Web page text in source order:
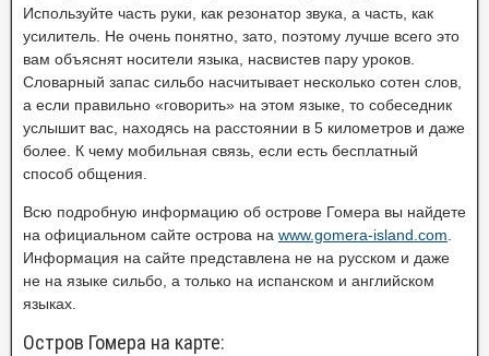
Используйте часть руки, как резонатор звука, а часть, как
усилитель. Не очень понятно, зато, поэтому лучше всего это
вам объяснят носители языка, насвистев пару уроков.
Словарный запас сильбо насчитывает несколько сотен слов,
а если правильно «говорить» на этом языке, то собеседник
услышит вас, находясь на расстоянии в 5 километров и даже
более. К чему мобильная связь, если есть бесплатный
способ общения.
Всю подробную информацию об острове Гомера вы найдете
на официальном сайте острова на www.gomera-island.com
Информация на сайте представлена не на русском и даже
не на языке сильбо, а только на испанском и английском
языках.
Остров Гомера на карте: